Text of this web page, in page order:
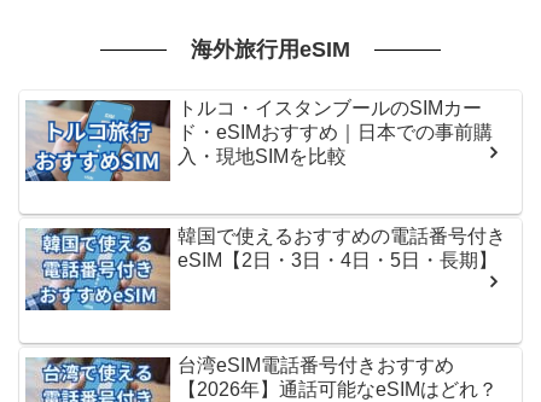
海外旅行用eSIM
トルコ・イスタンブールのSIMカー
ド・eSIMおすすめ｜日本での事前購
入・現地SIMを比較
韓国で使えるおすすめの電話番号付き
eSIM【2日・3日・4日・5日・長期】
台湾eSIM電話番号付きおすすめ
【2026年】通話可能なeSIMはどれ？